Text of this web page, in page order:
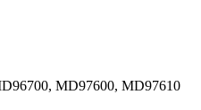
MD97600, MD97610